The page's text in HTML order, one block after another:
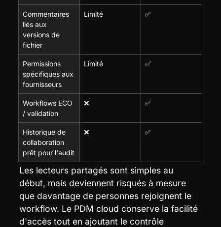
Commentaires
liés aux
versions de
fichier
Limité ✅
Permissions
spécifiques aux
fournisseurs
Limité ✅
Workflows ECO
/ validation
❌ ✅
Historique de
collaboration
prêt pour l'audit
❌ ✅
Les lecteurs partagés sont simples au
début, mais deviennent risqués à mesure
que davantage de personnes rejoignent le
workflow. Le PDM cloud conserve la facilité
d'accès tout en ajoutant le contrôle